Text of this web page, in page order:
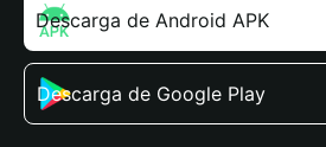
Descarga de Android APK
Descarga de Google Play